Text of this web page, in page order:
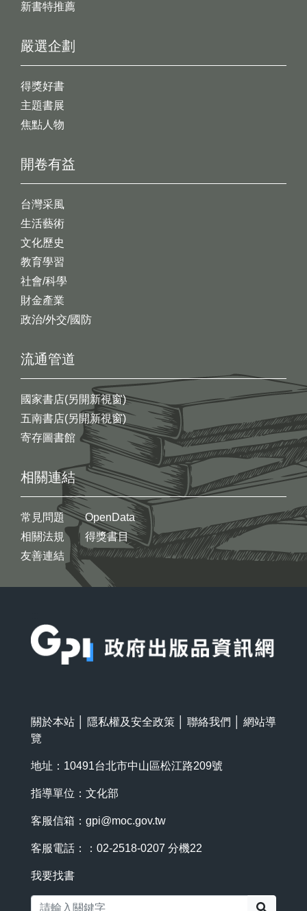
新書特推薦
開卷有益
台灣采風
生活藝術
文化歷史
教育學習
社會/科學
財金產業
政治/外交/國防
嚴選企劃
得獎好書
主題書展
焦點人物
流通管道
國家書店(另開新視窗)
五南書店(另開新視窗)
寄存圖書館
相關連結
常見問題
相關法規
友善連結
OpenData
得獎書目
關於本站 隱私權及安全政策 聯絡我們
網站導
覽
地址：10491台北市中山區松江路209號
指導單位：文化部
客服信箱： gpi@moc.gov.tw
客服電話：：02-2518-0207 分機22
我要找書